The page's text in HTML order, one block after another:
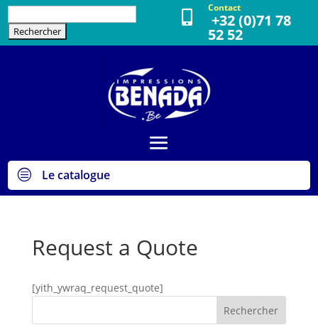

Contact
+32 (0)71 78
52 52
c Le catalogue
Request a Quote
[yith_ywraq_request_quote]
Rechercher